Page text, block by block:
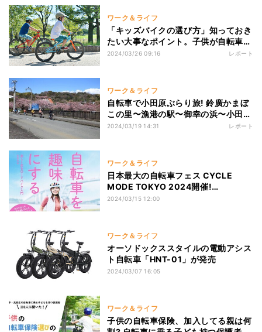
ワーク＆ライフ
「キッズバイクの選び方」知っておき
たい大事なポイント。子供が自転車を
好きになる!!
2024/03/26 09:16 レポート
ワーク＆ライフ
自転車で小田原ぶらり旅! 鈴廣かまぼ
この里〜漁港の駅〜御幸の浜〜小田原
城を巡ってきた
2024/03/19 14:31 レポート
ワーク＆ライフ
日本最大の自転車フェス CYCLE
MODE TOKYO 2024開催!
YouTuber「ななな」書籍サイン会も
2024/03/15 12:00
ワーク＆ライフ
オーソドックススタイルの電動アシス
ト自転車「HNT-01」が発売
2024/03/07 16:05
ワーク＆ライフ
子供の自転車保険、加入してる親は何